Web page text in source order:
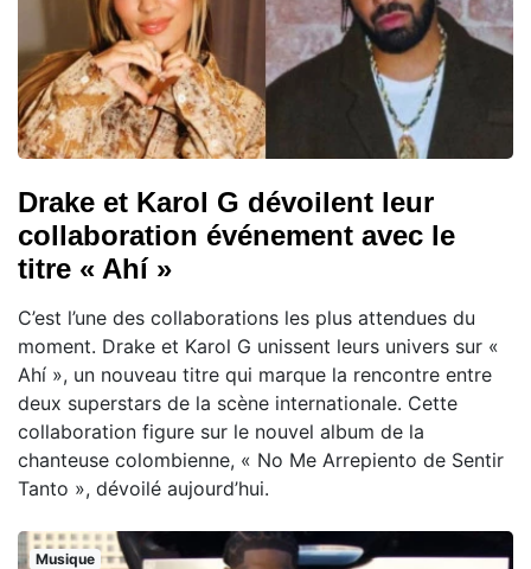
Drake et Karol G dévoilent leur
collaboration événement avec le
titre « Ahí »
C’est l’une des collaborations les plus attendues du
moment. Drake et Karol G unissent leurs univers sur «
Ahí », un nouveau titre qui marque la rencontre entre
deux superstars de la scène internationale. Cette
collaboration figure sur le nouvel album de la
chanteuse colombienne, « No Me Arrepiento de Sentir
Tanto », dévoilé aujourd’hui.
Musique